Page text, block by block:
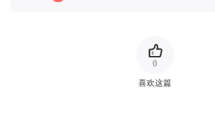
喜欢这篇
0